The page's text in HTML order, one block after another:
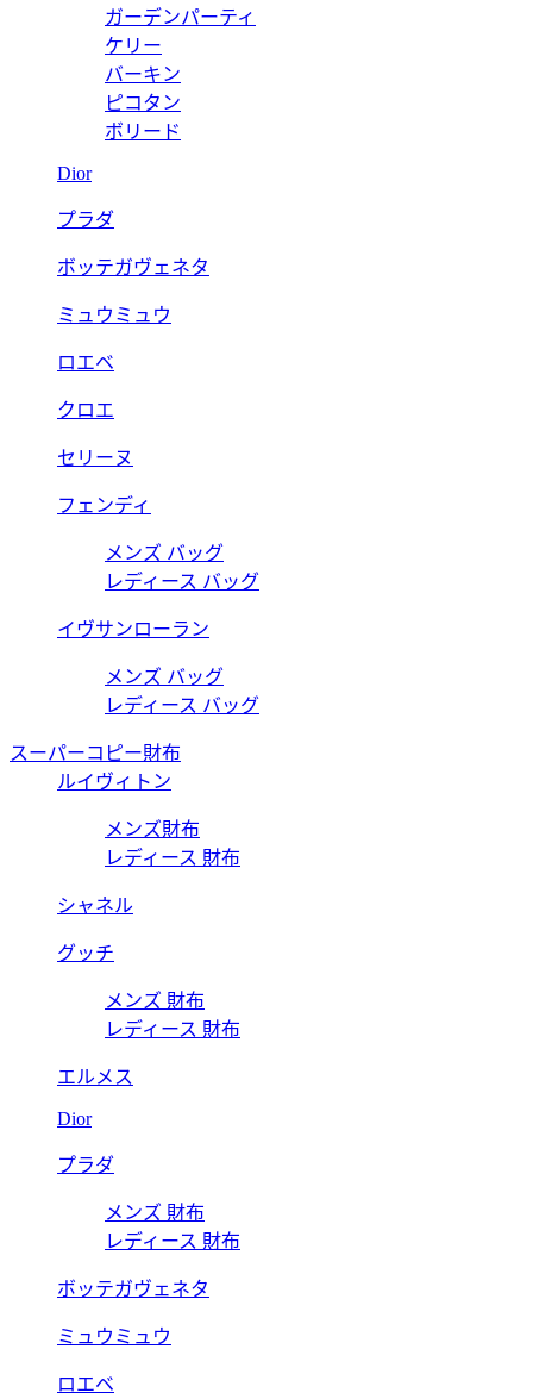
ガーデンパーティ
ケリー
バーキン
ピコタン
ボリード
Dior
プラダ
ボッテガヴェネタ
ミュウミュウ
ロエベ
クロエ
セリーヌ
フェンディ
メンズ バッグ
レディース バッグ
イヴサンローラン
メンズ バッグ
レディース バッグ
スーパーコピー財布
ルイヴィトン
メンズ財布
レディース 財布
シャネル
グッチ
メンズ 財布
レディース 財布
エルメス
Dior
プラダ
メンズ 財布
レディース 財布
ボッテガヴェネタ
ミュウミュウ
ロエベ